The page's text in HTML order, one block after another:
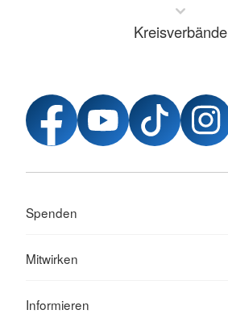
Kreisverbände
Spenden
Mitwirken
Informieren